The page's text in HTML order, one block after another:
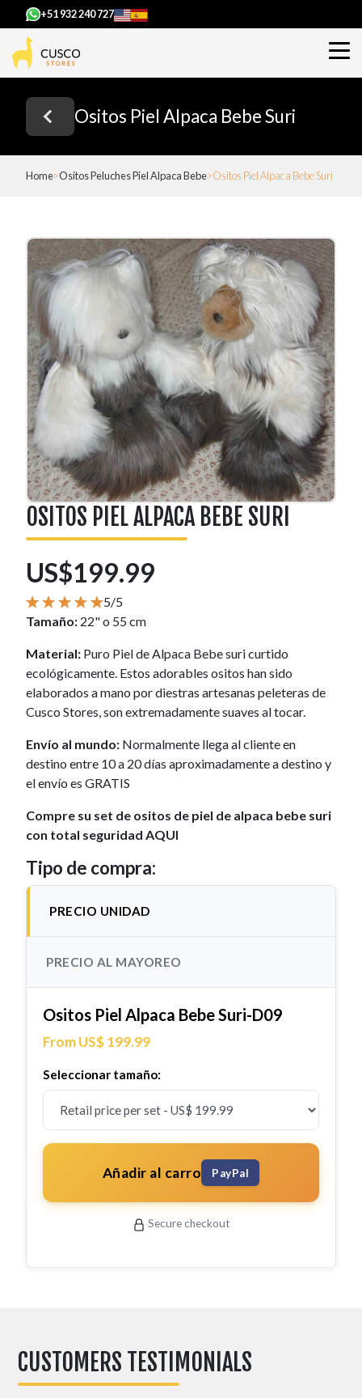
+51 932 240 727
Ositos Piel Alpaca Bebe Suri
Home Ositos Peluches Piel Alpaca Bebe Ositos Piel Alpaca Bebe Suri
OSITOS PIEL ALPACA BEBE SURI
US$199.99
5/5
Tamaño: 22" o 55 cm
Material: Puro Piel de Alpaca Bebe suri curtido
ecológicamente. Estos adorables ositos han sido
elaborados a mano por diestras artesanas peleteras de
Cusco Stores, son extremadamente suaves al tocar.
Envío al mundo: Normalmente llega al cliente en
destino entre 10 a 20 días aproximadamente a destino y
el envío es GRATIS
Compre su set de ositos de piel de alpaca bebe suri
con total seguridad AQUI
Tipo de compra:
PRECIO UNIDAD
PRECIO AL MAYOREO
Ositos Piel Alpaca Bebe Suri-D09
From US$ 199.99
Seleccionar tamaño:
Añadir al carro PayPal
Secure checkout
CUSTOMERS TESTIMONIALS